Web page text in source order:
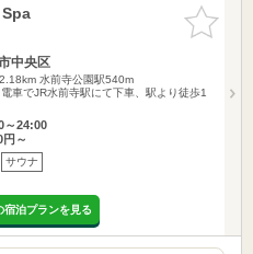
お気に入
りに追加
中央区
水前寺公園駅540m
電車でJR水前寺駅にて下車、駅より徒歩1
～24:00
円～
サウナ
宿泊プランを見る